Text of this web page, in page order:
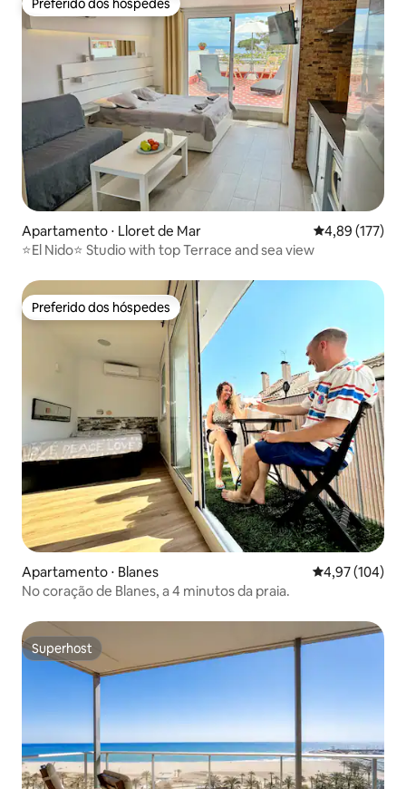
Preferido dos hóspedes
Preferido dos hóspedes
Apartamento ⋅ Lloret de Mar 4,89 de uma
4,89 (177)
⭐️El Nido⭐️ Studio with top Terrace and sea view
Preferido dos hóspedes
Preferido dos hóspedes
Apartamento ⋅ Blanes 4,97 de uma
4,97 (104)
No coração de Blanes, a 4 minutos da praia.
Superhost
Superhost